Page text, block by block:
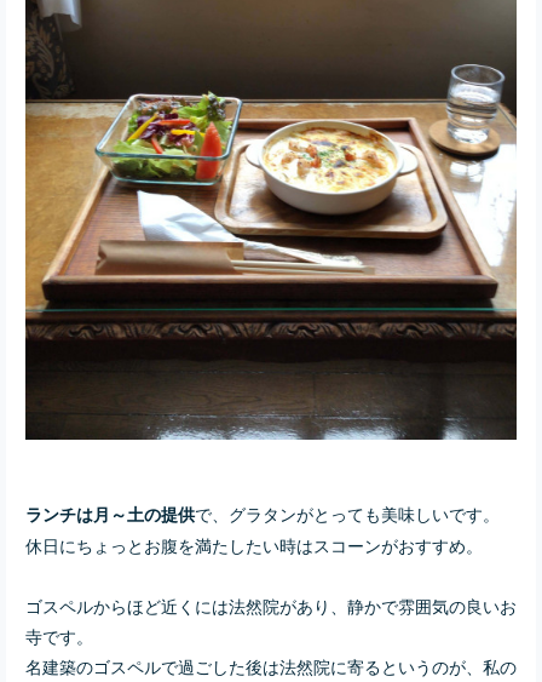
ランチは月～土の提供で、 グラタンがとっても美味しいです。
休日にちょっとお腹を満たしたい時はスコーンがおすすめ。
ゴスペルからほど近くには法然院があり、静かで雰囲気の良いお
寺です。
名建築のゴスペルで過ごした後は法然院に寄るというのが、私の